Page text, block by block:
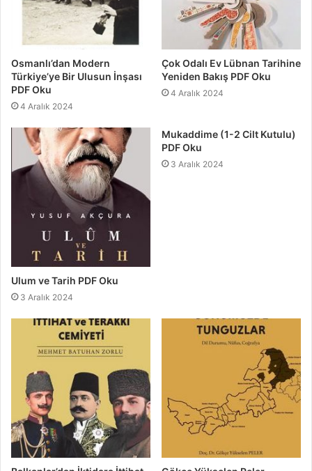
Osmanlı’dan Modern
Türkiye’ye Bir Ulusun İnşası
PDF Oku
4 Aralık 2024
Çok Odalı Ev Lübnan Tarihine
Yeniden Bakış PDF Oku
4 Aralık 2024
Ulum ve Tarih PDF Oku
3 Aralık 2024
Mukaddime (1-2 Cilt Kutulu)
PDF Oku
3 Aralık 2024